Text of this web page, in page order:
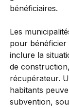
bénéficiaires.
Les
pour bénéficier
inclure la
de
récupérateur.
habitants
subvention,